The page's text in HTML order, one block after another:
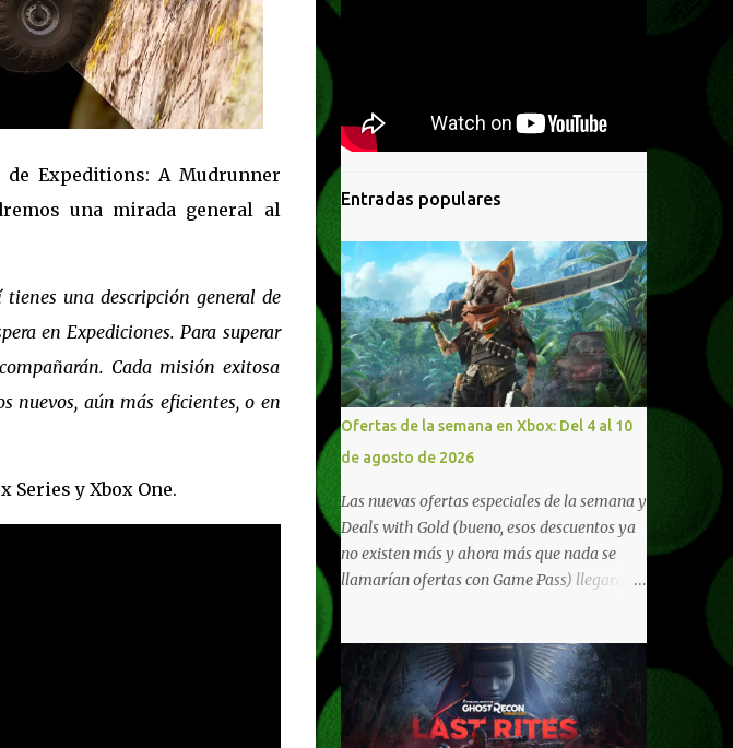
Expeditions: A Mudrunner
una mirada general al
una descripción general de
en Expediciones. Para superar
Cada misión exitosa
nuevos, aún más eficientes, o en
Series y Xbox One.
Entradas populares
Ofertas de la semana en Xbox: Del 4 al 10
de agosto de 2026
Las nuevas ofertas especiales de la semana y
Deals with Gold (bueno, esos descuentos ya
no existen más y ahora más que nada se
llamarían ofertas con Game Pass) llegaron a
10/11, varios de los juegos que están de
oferta también cuentan con soporte para
Xbox Play Anywhere, lo que nos permite
jugarlos y mantener un progreso